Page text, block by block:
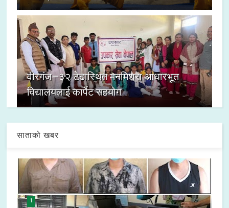
वीरगंज–३२ टेढास्थित मनमिश्रा आधारभूत
विद्यालयलाई कार्पेट सहयोग
साताको खबर
1